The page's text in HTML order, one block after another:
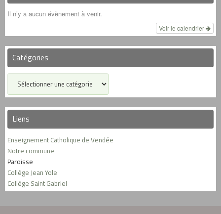
Il n’y a aucun évènement à venir.
Voir le calendrier
Catégories
Liens
Enseignement Catholique de Vendée
Notre commune
Paroisse
Collège Jean Yole
Collège Saint Gabriel